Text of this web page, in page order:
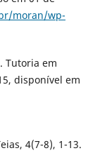
moran/wp-
Tutoria em
disponí­vel em
4(7-8), 1-13.